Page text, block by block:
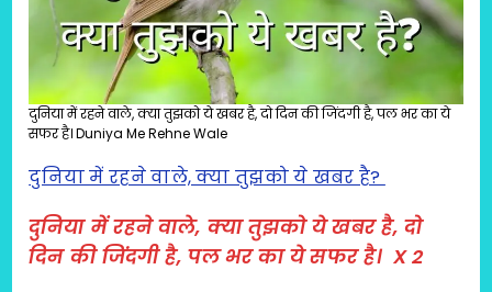
दुनिया में रहने वाले, क्या तुझको ये खबर है, दो दिन की जिंदगी है, पल भर का ये
सफर है। Duniya Me Rehne Wale
दुनिया में रहने वाले, क्या तुझको ये खबर है?
दुनिया में रहने वाले, क्या तुझको ये खबर है, दो
दिन की जिंदगी है, पल भर का ये सफर है। X 2